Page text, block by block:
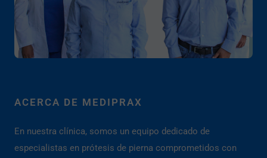
ACERCA DE MEDIPRAX
En nuestra clínica, somos un equipo dedicado de
especialistas en prótesis de pierna comprometidos con